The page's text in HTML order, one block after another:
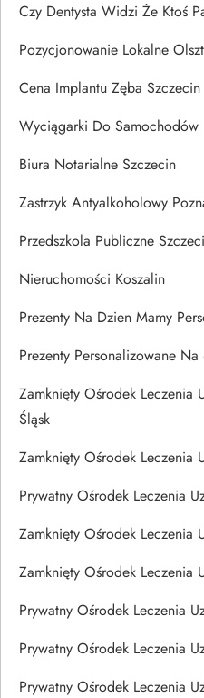
Czy Dentysta Widzi Że Ktoś
Pozycjonowanie Lokalne
Cena Implantu Zęba Szczecin
Wyciągarki Do Samochodów
Biura Notarialne Szczecin
Zastrzyk Antyalkoholowy
Przedszkola Publiczne
Nieruchomości Koszalin
Prezenty Na Dzien Mamy
Prezenty Personalizowane
Zamknięty Ośrodek Leczenia
Śląsk
Zamknięty Ośrodek Leczenia
Prywatny Ośrodek Leczenia
Zamknięty Ośrodek Leczenia
Zamknięty Ośrodek Leczenia
Prywatny Ośrodek Leczenia
Prywatny Ośrodek Leczenia
Prywatny Ośrodek Leczenia